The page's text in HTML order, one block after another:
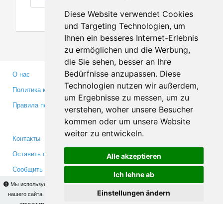
Diese Website verwendet Cookies
und Targeting Technologien, um
Ihnen ein besseres Internet-Erlebnis
zu ermöglichen und die Werbung,
die Sie sehen, besser an Ihre
Bedürfnisse anzupassen. Diese
Technologien nutzen wir außerdem,
um Ergebnisse zu messen, um zu
verstehen, woher unsere Besucher
kommen oder um unsere Website
weiter zu entwickeln.
Alle akzeptieren
Ich lehne ab
Einstellungen ändern
Мы используем cookies для того, чтобы Вы могли использовать весь функционал
нашего сайта. На
Вы сможете узнать подробности и, при желании,
О нас
Политика конфиденциальности
Правила пользования
Партнерам
Инвесторам
Медиа
Контакты
Оставить отзыв
Сообщить об ошибке
Facebook
Twitter
YouTube
Google+